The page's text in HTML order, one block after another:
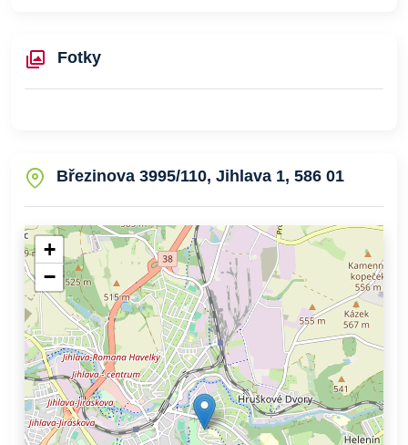
Fotky
Březinova 3995/110, Jihlava 1, 586 01
+
−